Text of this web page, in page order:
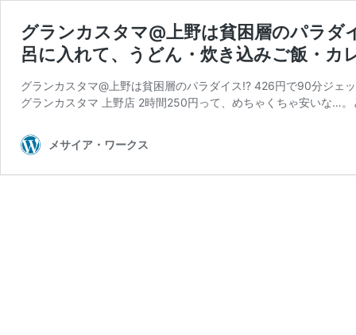
グランカスタマ@上野は貧困層のパラ
呂に入れて、うどん・炊き込みご飯・カ
グランカスタマ@上野は貧困層のパラダイス!? 426円で90分ジェ
グランカスタマ 上野店 2時間250円って、めちゃくちゃ安いな…
メサイア・ワークス